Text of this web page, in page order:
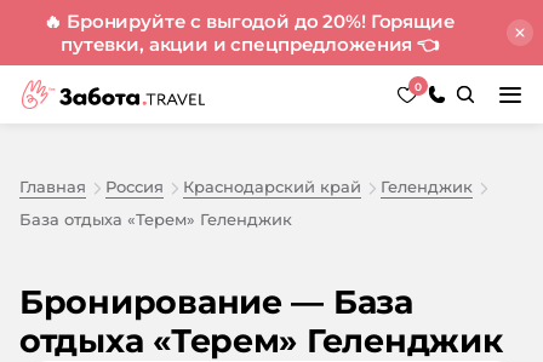
🔥 Бронируйте с выгодой до 20%! Горящие
путевки, акции и спецпредложения 👈
0
Главная Россия Краснодарский край
Геленджик
База отдыха «Терем» Геленджик
Бронирование — База
отдыха «Терем» Геленджик